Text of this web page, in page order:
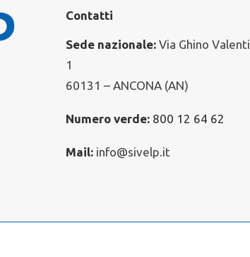
Contatti
Sede nazionale: Via Ghino Valenti
1
60131 – ANCONA (AN)
Numero verde: 800 12 64 62
Mail: info@sivelp.it